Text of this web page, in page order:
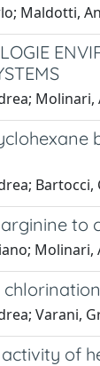
Maldotti,
Molinari,
Bartocci,
to
Varani,
of